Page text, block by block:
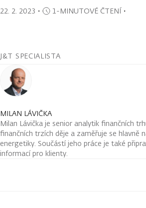
22. 2. 2023 ・ 1-MINUTOVÉ ČTENÍ・
J&T SPECIALISTA
MILAN LÁVIČKA
Milan Lávička je senior analytik finančních
finančních trzích děje a zaměřuje se hlavně
energetiky. Součástí jeho práce je také
informací pro klienty.